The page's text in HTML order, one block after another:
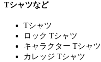
Tシャツなど
Tシャツ
ロック Tシャツ
キャラクター Tシャツ
カレッジ Tシャツ